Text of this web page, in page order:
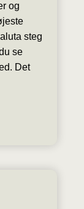
og
steg
se
Det